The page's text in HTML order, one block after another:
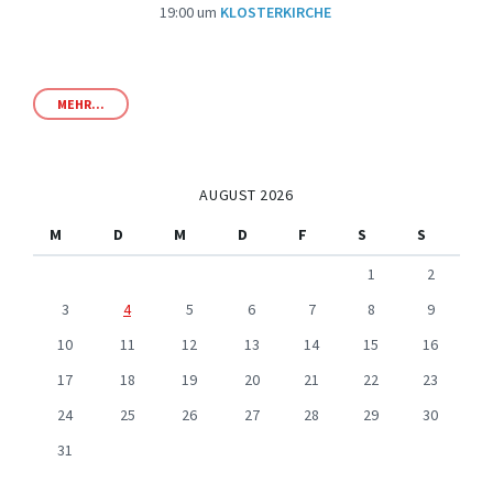
19:00um KLOSTERKIRCHE
MEHR...
AUGUST 2026
M
D M D F S
S
1
2
3
4 5 6 7 8
9
10
11 12 13 14 15
16
17
18 19 20 21 22
23
24
25 26 27 28 29
30
31